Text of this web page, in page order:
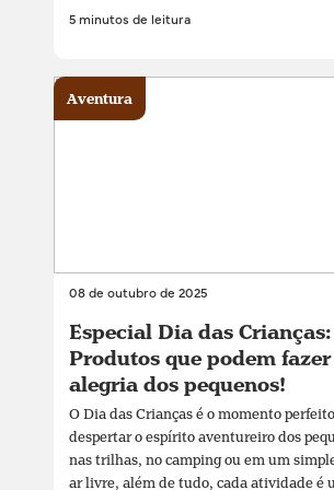
5 minutos de leitura
08 de outubro de 2025
Especial Dia das Crianças:
Produtos que podem
alegria dos pequenos!
O Dia das Crianças é o momento
despertar o espírito aventureiro dos
nas trilhas, no camping ou em um
ar livre, além de tudo, cada atividade é
Aventura